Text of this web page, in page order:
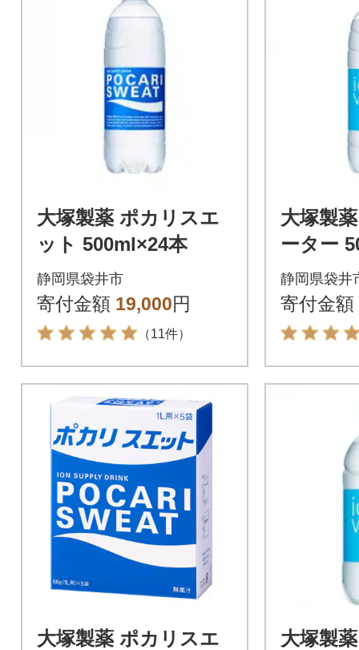
大塚製薬 ポカリスエ
ット 500ml×24本
静岡県袋井市
寄付金額 19,000円
（11件）
大塚製
ーター
静岡県袋井
寄付金額
大塚製薬 ポカリスエ
大塚製